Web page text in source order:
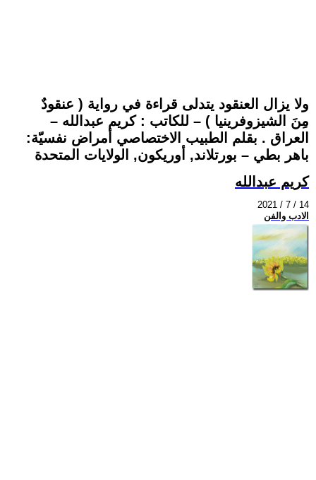
ولا يزال العنقود يتدلى قراءة في رواية ( عنقودٌ
مِنَ الشيزوفرينيا ) – للكاتب : كريم عبدالله –
العراق . بقلم الطبيب الاختصاصي أمراض نفسيّة:
باهر بطي – بورتلاند, أوريكون, الولايات المتحدة
كريم عبدالله
2021 / 7 / 14
الادب والفن